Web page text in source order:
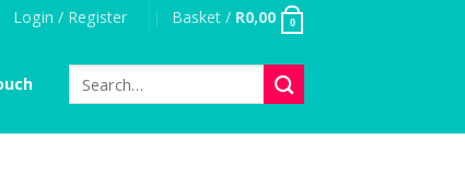
Login / Register Basket / R0,00 0
for: